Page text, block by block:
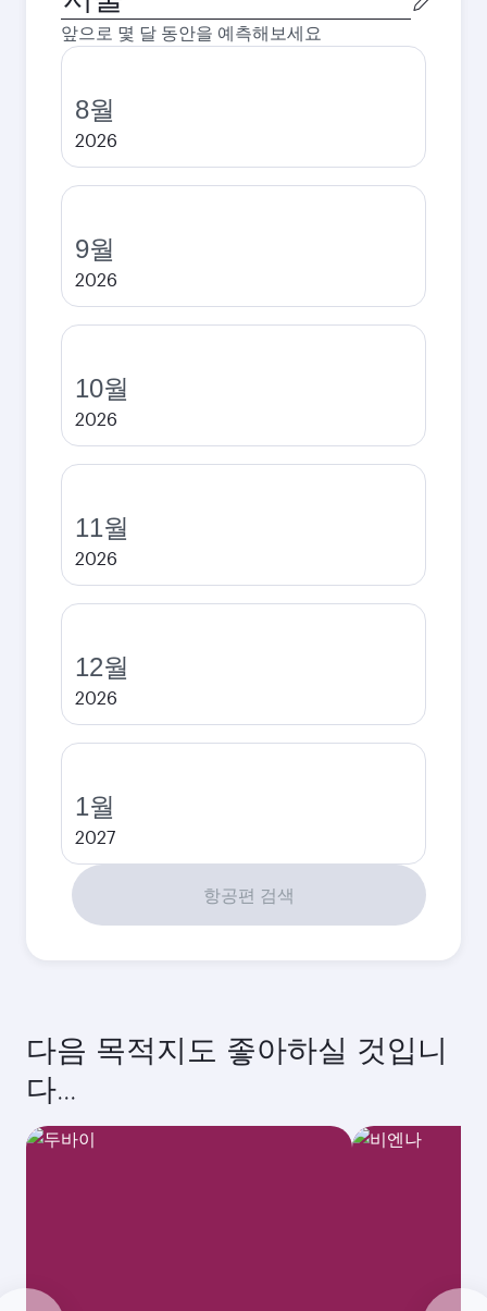
발
도
시
앞으로 몇 달 동안을 예측해보세요
8월
2026
9월
2026
10월
2026
11월
2026
12월
2026
1월
2027
항공편 검색
다음 목적지도 좋아하실 것입니
다...